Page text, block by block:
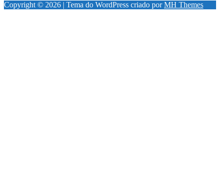
Copyright © 2026 | Tema do WordPress criado porMH Themes